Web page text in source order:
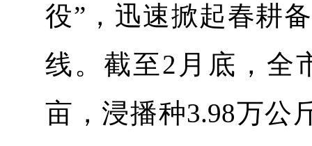
役”，迅速掀起春耕
线。截至2月底，全
亩，浸播种3.98万公